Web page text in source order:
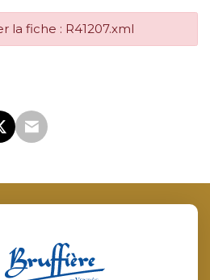
la fiche : R41207.xml